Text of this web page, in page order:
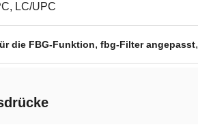
LC/UPC
die FBG-Funktion, fbg-Filter angepasst,